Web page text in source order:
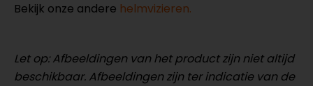
Bekijk onze andere helmvizieren.
Let op: Afbeeldingen van het product zijn niet altijd
beschikbaar. Afbeeldingen zijn ter indicatie van de